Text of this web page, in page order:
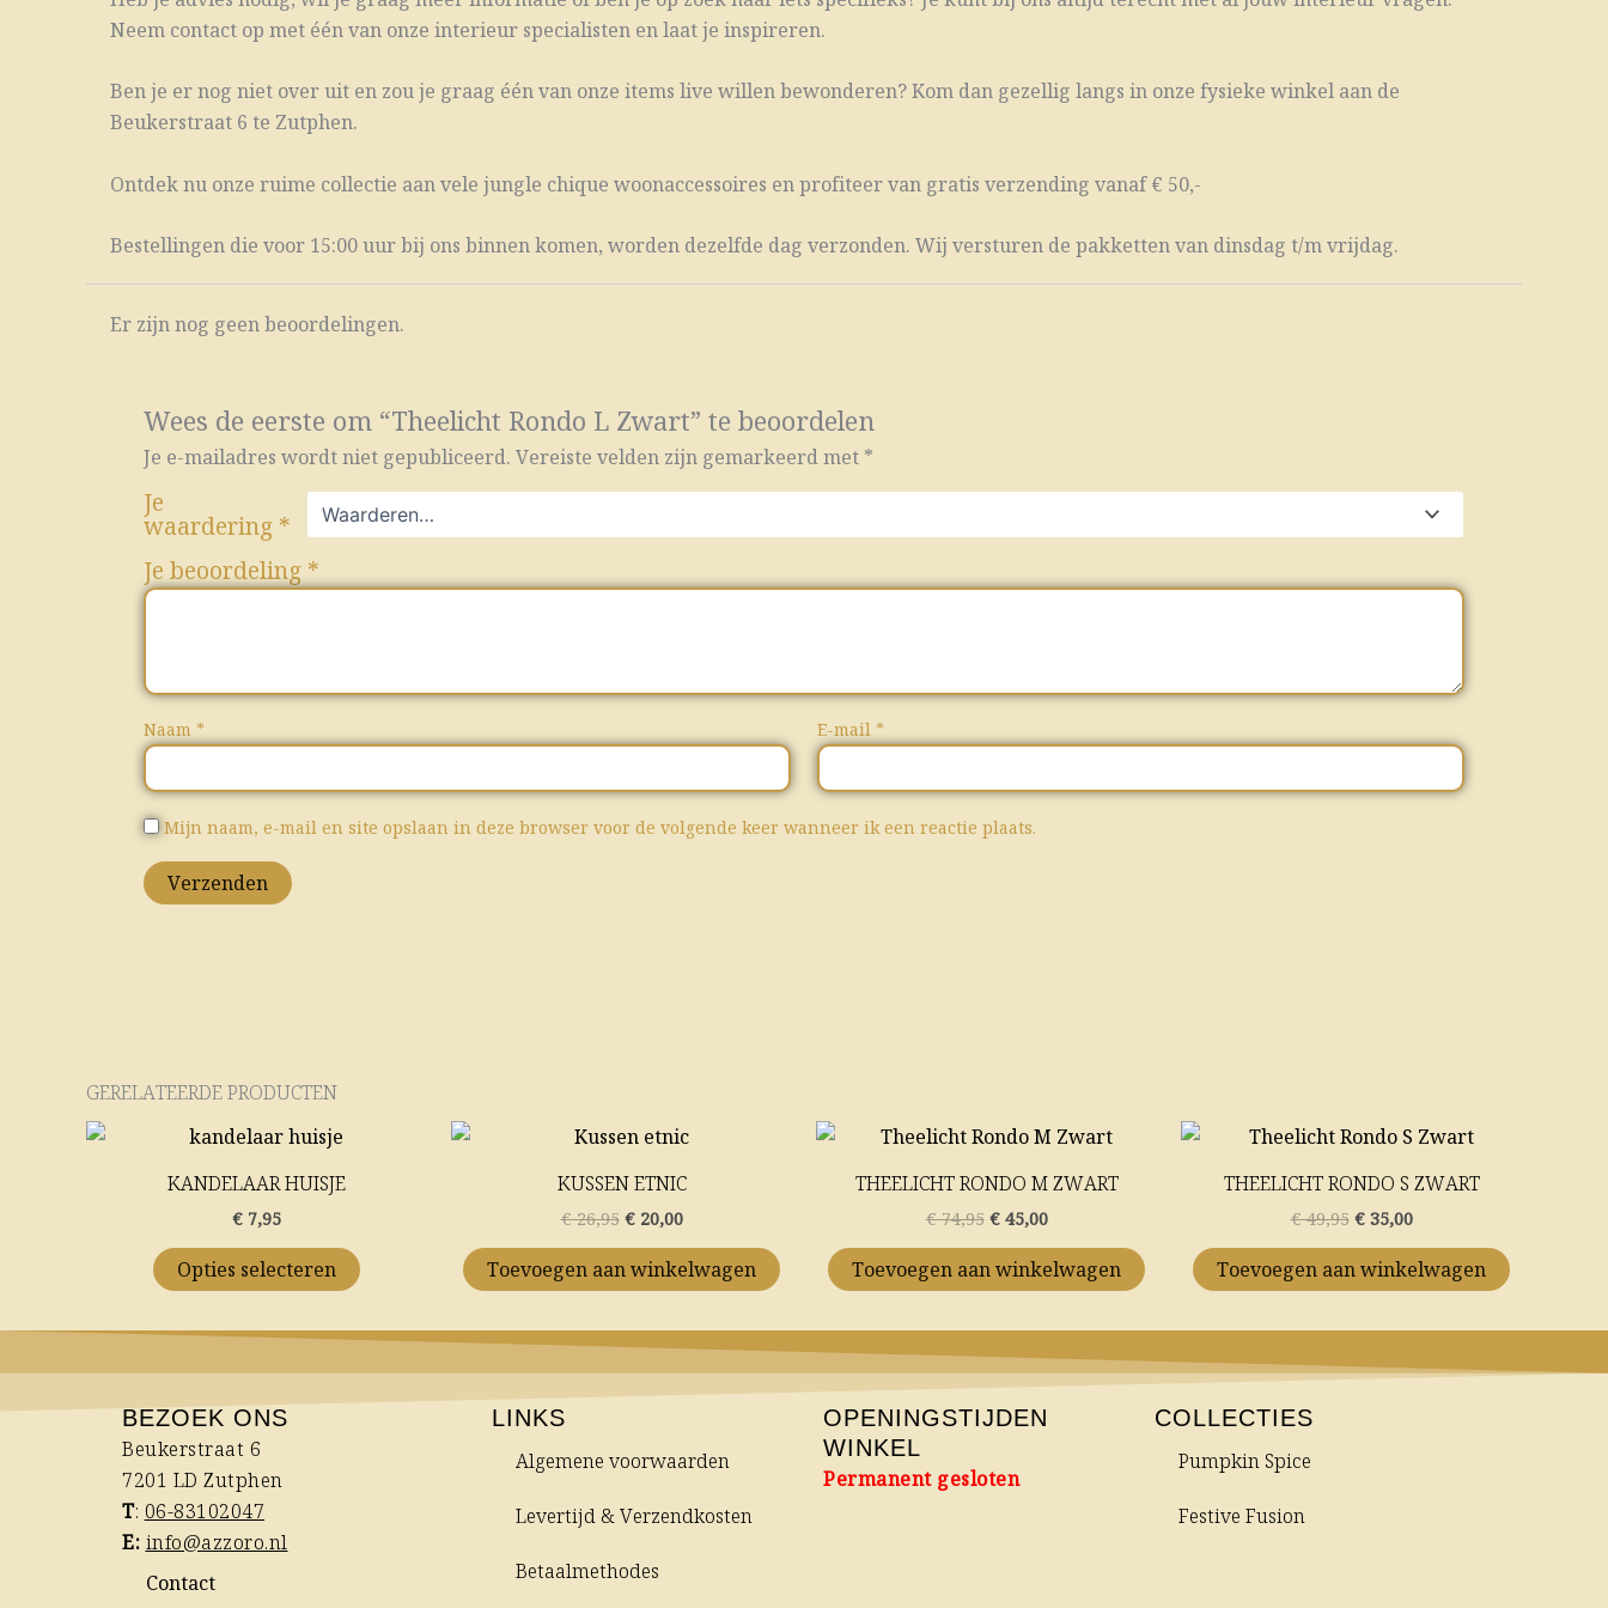
Neem contact op met één van onze interieur specialisten en laat je inspireren.
Ben je er nog niet over uit en zou je graag één van onze items live willen bewonderen? Kom dan gezellig langs in onze fysieke winkel aan de
Beukerstraat 6 te Zutphen.
Ontdek nu onze ruime collectie aan vele jungle chique woonaccessoires en profiteer van gratis verzending vanaf € 50,-
Bestellingen die voor 15:00 uur bij ons binnen komen, worden dezelfde dag verzonden. Wij versturen de pakketten van dinsdag t/m vrijdag.
Er zijn nog geen beoordelingen.
Wees de eerste om “Theelicht Rondo L Zwart” te beoordelen
Je e-mailadres wordt niet gepubliceerd. Vereiste velden zijn gemarkeerd met *
Je
waardering *
Je beoordeling *
Naam * E-mail*
Mijn naam, e-mail en site opslaan in deze browser voor de volgende keer wanneer ik een reactie plaats.
GERELATEERDE PRODUCTEN
KANDELAAR HUISJE
€ 7,95
Opties selecteren
Dit
heeft
meerdere
variaties.
Deze
worden
op
de
productpagina
KUSSEN ETNIC
€26,95
Oorspronkelijke
prijs
was:
€ 26,95.
€20,00
Huidige
prijs
is:
€ 20,00.
Toevoegen aan winkelwagen
THEELICHT RONDO M ZWART
€74,95
Oorspronkelijke
prijs
was:
€ 74,95.
€45,00
Huidige
prijs
is:
€ 45,00.
Toevoegen aan winkelwagen
THEELICHT RONDO S ZWART
€49,95
Oorspronkelijke
prijs
was:
€ 49,95.
€35,00
Huidige
prijs
is:
€ 35,00.
Toevoegen aan winkelwagen
BEZOEK ONS
Beukerstraat 6
7201 LD Zutphen
T: 06-83102047
E: info@azzoro.nl
Contact
LINKS
Algemene voorwaarden
Levertijd & Verzendkosten
Betaalmethodes
OPENINGSTIJDEN
WINKEL
Permanent gesloten
COLLECTIES
Pumpkin Spice
Festive Fusion